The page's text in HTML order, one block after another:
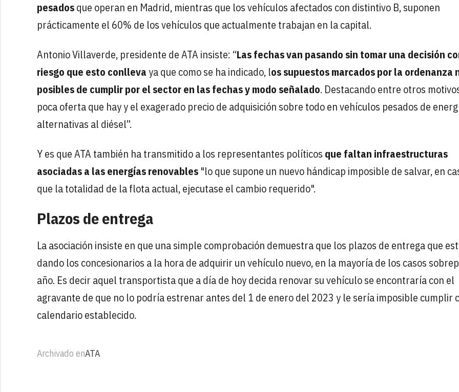
pesadosque operan en Madrid, mientras que los vehículos afectados con distintivo B, suponen
prácticamente el 60% de los vehículos que actualmente trabajan en la capital.
Antonio Villaverde, presidente de ATA insiste: “Las fechas van pasando sin tomar una decisión
riesgo que esto conllevaya que como se ha indicado, los supuestos marcados por la ordenanza
posibles de cumplir por el sector en las fechas y modo señalado. Destacando entre otros
poca oferta que hay y el exagerado precio de adquisición sobre todo en vehículos pesados de
alternativas al diésel”.
Y es que ATA también ha transmitido a los representantes políticos que faltan infraestructuras
asociadas a las energías renovables "lo que supone un nuevo hándicap imposible de salvar, en
que la totalidad de la flota actual, ejecutase el cambio requerido".
Plazos de entrega
La asociación insiste en que una simple comprobación demuestra que los plazos de entrega que
dando los concesionarios a la hora de adquirir un vehículo nuevo, en la mayoría de los casos
año. Es decir aquel transportista que a día de hoy decida renovar su vehículo se encontraría con el
agravante de que no lo podría estrenar antes del 1 de enero del 2023 y le sería imposible cumplir
calendario establecido.
Archivado enATA